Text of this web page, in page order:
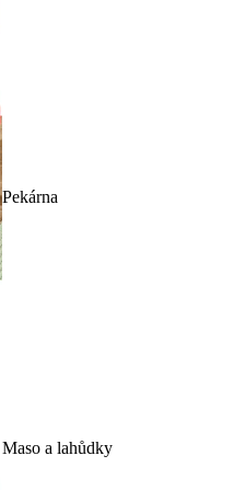
Pekárna
Maso a lahůdky